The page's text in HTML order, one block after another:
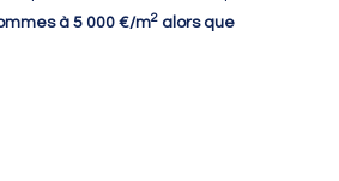
à 5 000 €/m2 alors que